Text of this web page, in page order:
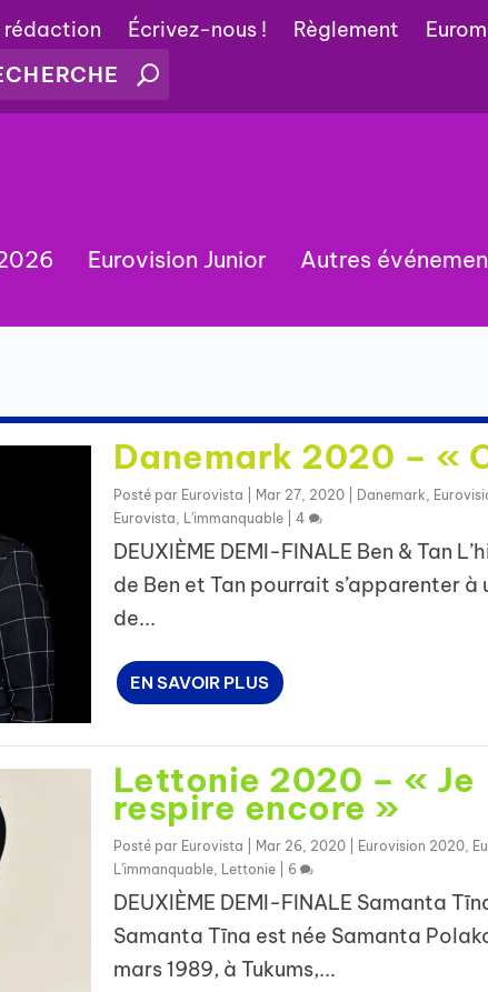
rédaction Écrivez-nous ! Règlement
Eurovision Junior Autres
Danemark 2020 – «
Posté par Eurovista Mar 27, 2020| Danemark
Eurovista L'immanquable| 4
DEUXIÈME DEMI-FINALE Ben & Tan
de Ben et Tan pourrait s’apparenter à
de...
EN SAVOIR PLUS
Lettonie 2020 – « Je
respire encore »
Posté par Eurovista Mar 26, 2020| Eurovision 2020,
L'immanquable, Lettonie| 6
DEUXIÈME DEMI-FINALE Samanta
Samanta Tīna est née Samanta
mars 1989, à Tukums,...